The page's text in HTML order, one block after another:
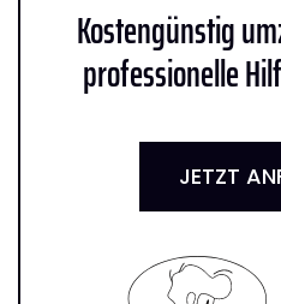
Kostengünstig
professionelle
JETZT